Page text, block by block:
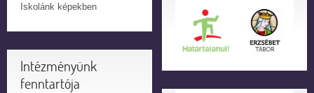
Iskolánk képekben
Intézményünk
fenntartója